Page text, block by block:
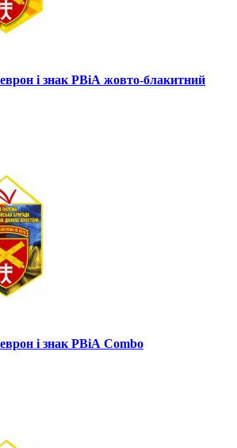
і знак РВіА жовто-блакитний
і знак РВіА Combo